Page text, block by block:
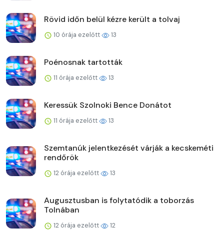
Rövid időn belül kézre került a tolvaj
10 órája ezelőtt 13
Poénosnak tartották
11 órája ezelőtt 13
Keressük Szolnoki Bence Donátot
11 órája ezelőtt 13
Szemtanúk jelentkezését várják a kecskeméti
rendőrök
12 órája ezelőtt 13
Augusztusban is folytatódik a toborzás
Tolnában
12 órája ezelőtt 12